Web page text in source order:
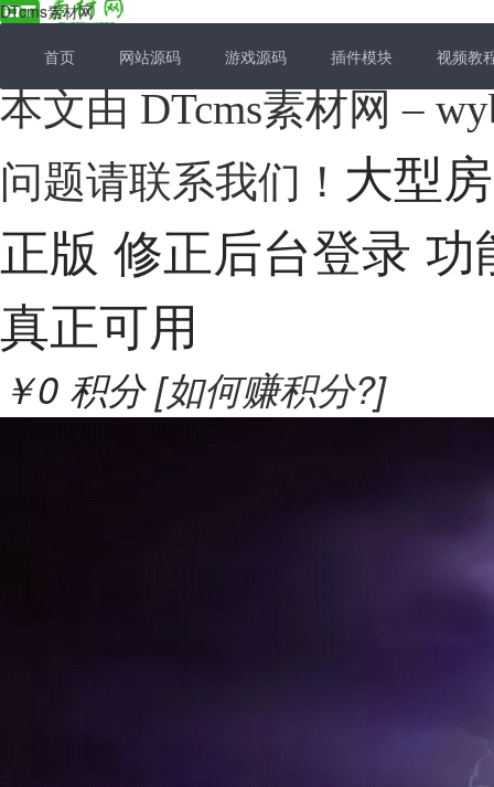
DTcms素材网
首页 网站源码 游戏源码 插件模块 视频教
本文由 DTcms素材网 –
问题请联系我们！ 大型
正版 修正后台登录
真正可用
￥0 积分 [如何赚积分?]